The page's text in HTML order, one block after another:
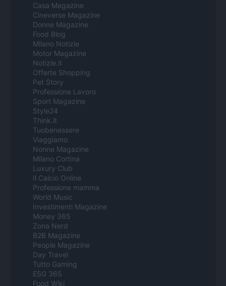
Casa Magazine
Cineverse Magazine
Donne Magazine
Food Blog
Milano Notizie
Motor Magazine
Notizie.it
Offerte Shopping
Pet Story
Professione Lavoro
Sport Magazine
Style24
Think.it
Tuobenessere
Viaggiamo
Nonne Magazine
Milano Cortina
Luxury Club
Il Calcio Online
Professione mamma
World Music
Investimenti Magazine
Money 365
Zona Nerd
B2B Magazine
People Magazine
Day Travel
Tutto Gaming
ESG 365
Food Wiki